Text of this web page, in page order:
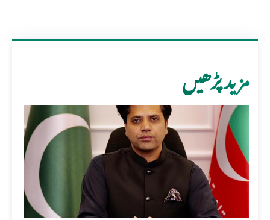
مزید پڑھیں